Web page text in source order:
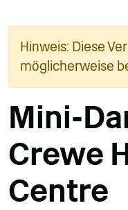
Hinweis: Diese
möglicherweise
Mini-
Crewe
Centre